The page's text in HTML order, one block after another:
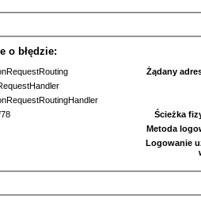
o błędzie:
Żądany
Ścieżka
Metoda
Logowanie